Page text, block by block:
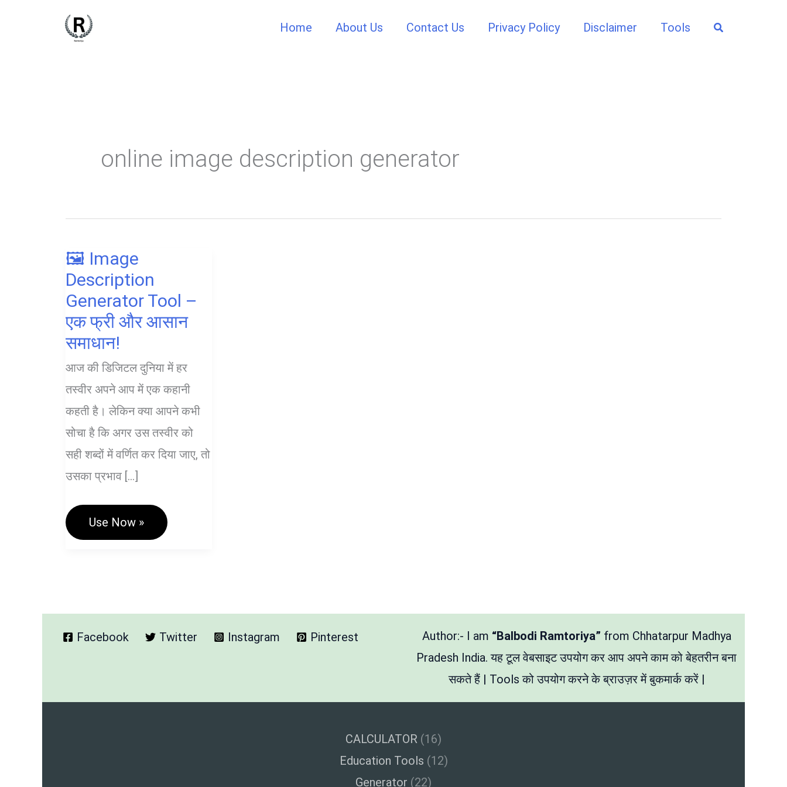
Home About Us Contact Us Privacy Policy Disclaimer Tools Search
online image description generator
🖼️ Image
Description
Generator Tool –
एक फ्री और आसान
समाधान!
आज की डिजिटल दुनिया में हर
तस्वीर अपने आप में एक कहानी
कहती है। लेकिन क्या आपने कभी
सोचा है कि अगर उस तस्वीर को
सही शब्दों में वर्णित कर दिया जाए, तो
उसका प्रभाव […]
🖼️
और
समाधान!
Use Now »
Facebook Twitter Instagram Pinterest Author:- I am “Balbodi Ramtoriya” from Chhatarpur Madhya
Pradesh India. यह टूल वेबसाइट उपयोग कर आप अपने काम को बेहतरीन बना
सकते हैं | Tools को उपयोग करने के ब्राउज़र में बुकमार्क करें |
CALCULATOR (16)
Education Tools (12)
Generator (22)